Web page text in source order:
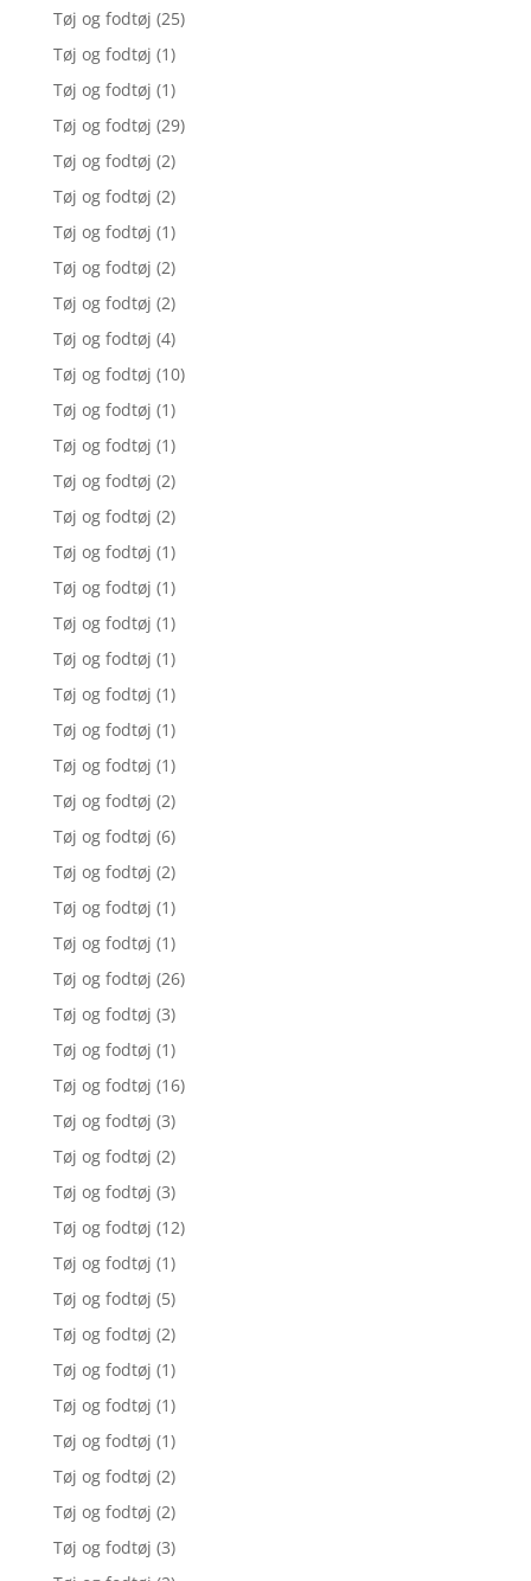
Tøj og fodtøj (25)
Tøj og fodtøj (1)
Tøj og fodtøj (1)
Tøj og fodtøj (29)
Tøj og fodtøj (2)
Tøj og fodtøj (2)
Tøj og fodtøj (1)
Tøj og fodtøj (2)
Tøj og fodtøj (2)
Tøj og fodtøj (4)
Tøj og fodtøj (10)
Tøj og fodtøj (1)
Tøj og fodtøj (1)
Tøj og fodtøj (2)
Tøj og fodtøj (2)
Tøj og fodtøj (1)
Tøj og fodtøj (1)
Tøj og fodtøj (1)
Tøj og fodtøj (1)
Tøj og fodtøj (1)
Tøj og fodtøj (1)
Tøj og fodtøj (1)
Tøj og fodtøj (2)
Tøj og fodtøj (6)
Tøj og fodtøj (2)
Tøj og fodtøj (1)
Tøj og fodtøj (1)
Tøj og fodtøj (26)
Tøj og fodtøj (3)
Tøj og fodtøj (1)
Tøj og fodtøj (16)
Tøj og fodtøj (3)
Tøj og fodtøj (2)
Tøj og fodtøj (3)
Tøj og fodtøj (12)
Tøj og fodtøj (1)
Tøj og fodtøj (5)
Tøj og fodtøj (2)
Tøj og fodtøj (1)
Tøj og fodtøj (1)
Tøj og fodtøj (1)
Tøj og fodtøj (2)
Tøj og fodtøj (2)
Tøj og fodtøj (3)